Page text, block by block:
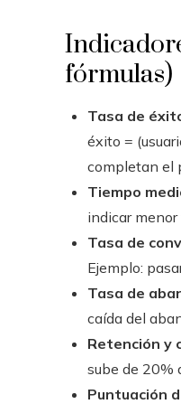
fórmulas)
Tasa de
éxito =
completan el
Tiempo
indicar
Tasa de
Ejemplo:
Tasa de
caída del
Retención y
sube de 20%
Puntuación